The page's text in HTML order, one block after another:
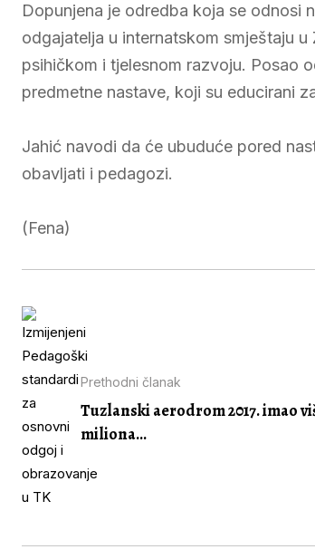
Dopunjena je odredba koja se odnosi
odgajatelja u internatskom smještaju
psihičkom i tjelesnom razvoju. Posao
predmetne nastave, koji su educirani
Jahić navodi da će ubuduće pored
obavljati i pedagozi.
(Fena)
Prethodni članak
Tuzlanski aerodrom 2017. imao
miliona...